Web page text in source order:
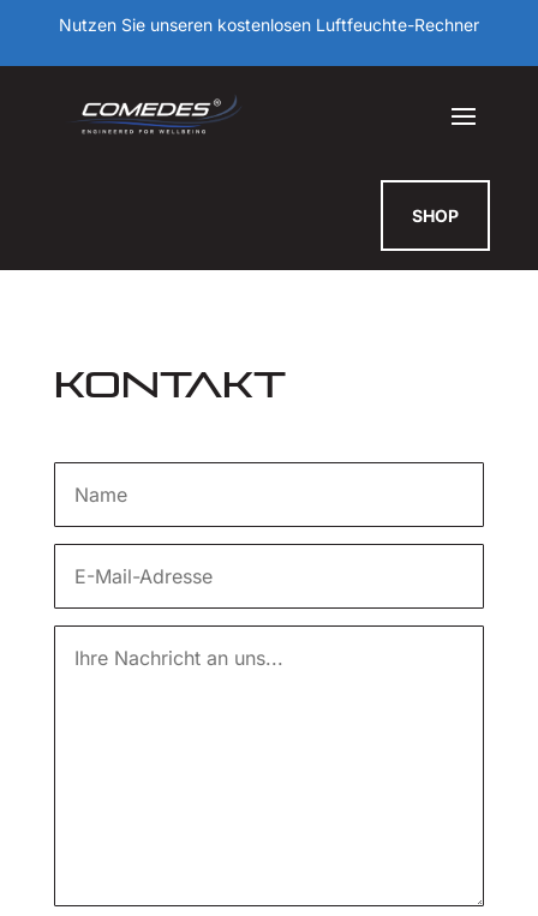
Nutzen Sie unseren kostenlosen Luftfeuchte-Rechner
SHOP
KONTAKT